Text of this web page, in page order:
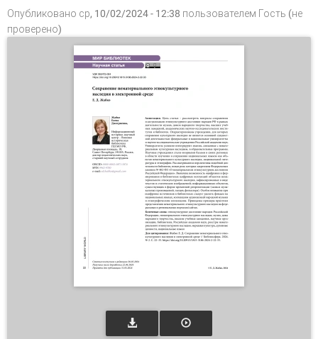
Опубликовано ср, 10/02/2024 - 12:38 пользователем Гость (не
проверено)